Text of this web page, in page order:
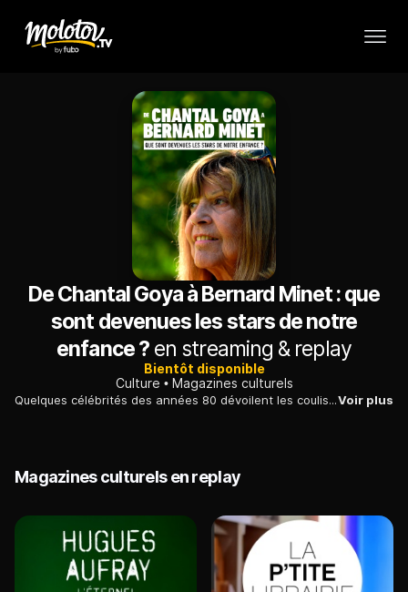
De Chantal Goya à Bernard Minet : que
sont devenues les stars de notre
enfance ?en streaming & replay
Bientôt disponible
Culture
Magazines culturels
Quelques célébrités des années 80 dévoilent les coulisses de leurs années de gloire, et racontent comment ils ont vécu l'arrêt de leur carrière.Voir plus
Magazines culturels en replay